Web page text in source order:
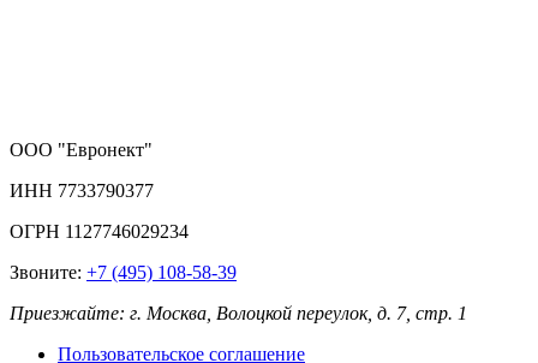
ООО "Евронект"
ИНН 7733790377
ОГРН 1127746029234
Звоните: +7 (495) 108-58-39
Приезжайте: г. Москва, Волоцкой переулок, д. 7, стр. 1
Пользовательское соглашение